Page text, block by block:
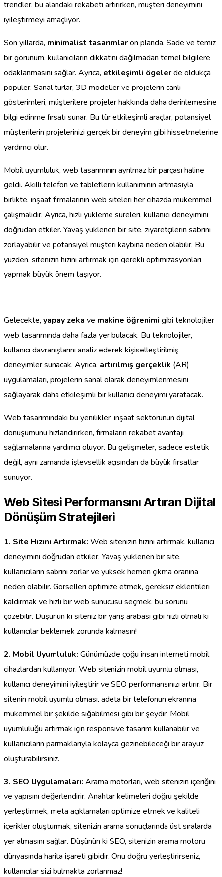
trendler, bu alandaki rekabeti artırırken, müşteri deneyimini
iyileştirmeyi amaçlıyor.
Son yıllarda, minimalist tasarımlarön planda. Sade ve temiz
bir görünüm, kullanıcıların dikkatini dağılmadan temel bilgilere
odaklanmasını sağlar. Ayrıca, etkileşimli ögelerde oldukça
popüler. Sanal turlar, 3D modeller ve projelerin canlı
gösterimleri, müşterilere projeler hakkında daha derinlemesine
bilgi edinme fırsatı sunar. Bu tür etkileşimli araçlar, potansiyel
müşterilerin projelerinizi gerçek bir deneyim gibi hissetmelerine
yardımcı olur.
Mobil uyumluluk, web tasarımının ayrılmaz bir parçası haline
geldi. Akıllı telefon ve tabletlerin kullanımının artmasıyla
birlikte, inşaat firmalarının web siteleri her cihazda mükemmel
çalışmalıdır. Ayrıca, hızlı yükleme süreleri, kullanıcı deneyimini
doğrudan etkiler. Yavaş yüklenen bir site, ziyaretçilerin sabrını
zorlayabilir ve potansiyel müşteri kaybına neden olabilir. Bu
yüzden, sitenizin hızını artırmak için gerekli optimizasyonları
yapmak büyük önem taşıyor.
Gelecekte, yapay zeka ve makine öğrenimi gibi teknolojiler
web tasarımında daha fazla yer bulacak. Bu teknolojiler,
kullanıcı davranışlarını analiz ederek kişiselleştirilmiş
deneyimler sunacak. Ayrıca, artırılmış gerçeklik (AR)
uygulamaları, projelerin sanal olarak deneyimlenmesini
sağlayarak daha etkileşimli bir kullanıcı deneyimi yaratacak.
Web tasarımındaki bu yenilikler, inşaat sektörünün dijital
dönüşümünü hızlandırırken, firmaların rekabet avantajı
sağlamalarına yardımcı oluyor. Bu gelişmeler, sadece estetik
değil, aynı zamanda işlevsellik açısından da büyük fırsatlar
sunuyor.
Web Sitesi Performansını Artıran Dijital
Dönüşüm Stratejileri
1. Site Hızını Artırmak: Web sitenizin hızını artırmak, kullanıcı
deneyimini doğrudan etkiler. Yavaş yüklenen bir site,
kullanıcıların sabrını zorlar ve yüksek hemen çıkma oranına
neden olabilir. Görselleri optimize etmek, gereksiz eklentileri
kaldırmak ve hızlı bir web sunucusu seçmek, bu sorunu
çözebilir. Düşünün ki siteniz bir yarış arabası gibi hızlı olmalı ki
kullanıcılar beklemek zorunda kalmasın!
2. Mobil Uyumluluk: Günümüzde çoğu insan interneti mobil
cihazlardan kullanıyor. Web sitenizin mobil uyumlu olması,
kullanıcı deneyimini iyileştirir ve SEO performansınızı artırır. Bir
sitenin mobil uyumlu olması, adeta bir telefonun ekranına
mükemmel bir şekilde sığabilmesi gibi bir şeydir. Mobil
uyumluluğu artırmak için responsive tasarım kullanabilir ve
kullanıcıların parmaklarıyla kolayca gezinebileceği bir arayüz
oluşturabilirsiniz.
3. SEO Uygulamaları: Arama motorları, web sitenizin içeriğini
ve yapısını değerlendirir. Anahtar kelimeleri doğru şekilde
yerleştirmek, meta açıklamaları optimize etmek ve kaliteli
içerikler oluşturmak, sitenizin arama sonuçlarında üst sıralarda
yer almasını sağlar. Düşünün ki SEO, sitenizin arama motoru
dünyasında harita işareti gibidir. Onu doğru yerleştirirseniz,
kullanıcılar sizi bulmakta zorlanmaz!